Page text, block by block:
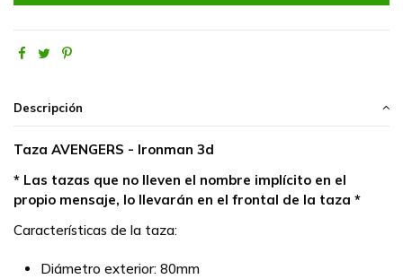
Descripción
Taza AVENGERS - Ironman 3d
* Las tazas que no lleven el nombre implícito en el
propio mensaje, lo llevarán en el frontal de la taza *
Características de la taza:
Diámetro exterior: 80mm